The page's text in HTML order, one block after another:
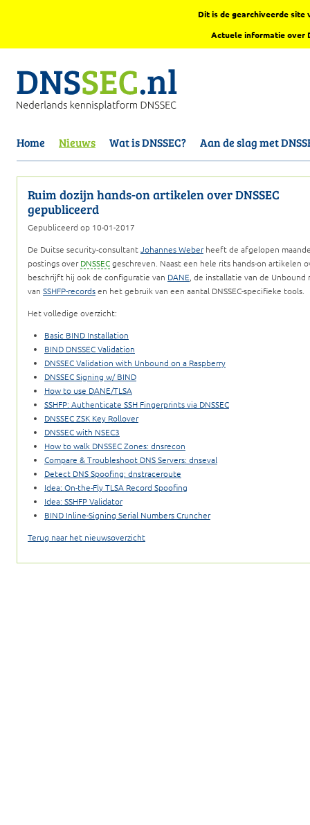
Dit is de gearchiveerde site
Actuele informatie over
Home Nieuws Wat is DNSSEC? Aan de slag met
Ruim dozijn hands-on artikelen over DNSSEC
gepubliceerd
Gepubliceerd op 10-01-2017
De Duitse security-consultantJohannes Weberheeft de afgelopen
postings overDNSSECgeschreven. Naast een hele rits hands-on artikelen
beschrijft hij ook de configuratie van DANE, de installatie van de Unbound
van SSHFP-recordsen het gebruik van een aantal DNSSEC-specifieke tools.
Het volledige overzicht:
Basic BIND Installation
BIND DNSSEC Validation
DNSSEC Validation with Unbound on a Raspberry
DNSSEC Signing w/ BIND
How to use DANE/TLSA
SSHFP: Authenticate SSH Fingerprints via DNSSEC
DNSSEC ZSK Key Rollover
DNSSEC with NSEC3
How to walk DNSSEC Zones: dnsrecon
Compare & Troubleshoot DNS Servers: dnseval
Detect DNS Spoofing: dnstraceroute
Idea: On-the-Fly TLSA Record Spoofing
Idea: SSHFP Validator
BIND Inline-Signing Serial Numbers Cruncher
Terug naar het nieuwsoverzicht